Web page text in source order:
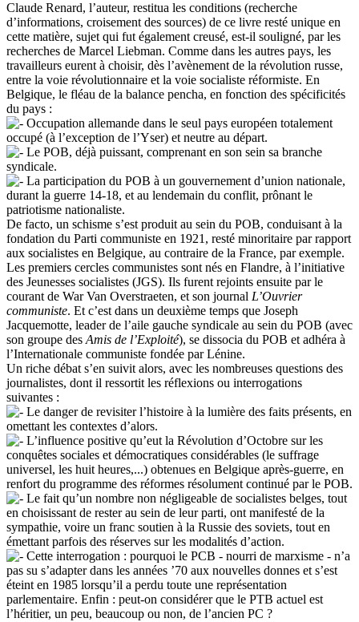
Claude Renard, l’auteur, restitua les conditions (recherche
d’informations, croisement des sources) de ce livre resté unique en
cette matière, sujet qui fut également creusé, est-il souligné, par les
recherches de Marcel Liebman. Comme dans les autres pays, les
travailleurs eurent à choisir, dès l’avènement de la révolution russe,
entre la voie révolutionnaire et la voie socialiste réformiste. En
Belgique, le fléau de la balance pencha, en fonction des spécificités
du pays :
Occupation allemande dans le seul pays européen totalement
occupé (à l’exception de l’Yser) et neutre au départ.
Le POB, déjà puissant, comprenant en son sein sa branche
syndicale.
La participation du POB à un gouvernement d’union nationale,
durant la guerre 14-18, et au lendemain du conflit, prônant le
patriotisme nationaliste.
De facto, un schisme s’est produit au sein du POB, conduisant à la
fondation du Parti communiste en 1921, resté minoritaire par rapport
aux socialistes en Belgique, au contraire de la France, par exemple.
Les premiers cercles communistes sont nés en Flandre, à l’initiative
des Jeunesses socialistes (JGS). Ils furent rejoints ensuite par le
courant de War Van Overstraeten, et son journal L’Ouvrier
communiste. Et c’est dans un deuxième temps que Joseph
Jacquemotte, leader de l’aile gauche syndicale au sein du POB (avec
son groupe des Amis de l’Exploité), se dissocia du POB et adhéra à
l’Internationale communiste fondée par Lénine.
Un riche débat s’en suivit alors, avec les nombreuses questions des
journalistes, dont il ressortit les réflexions ou interrogations
suivantes :
Le danger de revisiter l’histoire à la lumière des faits présents, en
omettant les contextes d’alors.
L’influence positive qu’eut la Révolution d’Octobre sur les
conquêtes sociales et démocratiques considérables (le suffrage
universel, les huit heures,...) obtenues en Belgique après-guerre, en
renfort du programme des réformes résolument continué par le POB.
Le fait qu’un nombre non négligeable de socialistes belges, tout
en choisissant de rester au sein de leur parti, ont manifesté de la
sympathie, voire un franc soutien à la Russie des soviets, tout en
émettant parfois des réserves sur les modalités d’action.
Cette interrogation : pourquoi le PCB - nourri de marxisme - n’a
pas su s’adapter dans les années ’70 aux nouvelles donnes et s’est
éteint en 1985 lorsqu’il a perdu toute une représentation
parlementaire. Enfin : peut-on considérer que le PTB actuel est
l’héritier, un peu, beaucoup ou non, de l’ancien PC ?